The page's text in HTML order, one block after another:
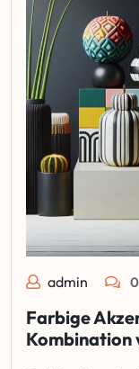
admin
Farbige
Kombination